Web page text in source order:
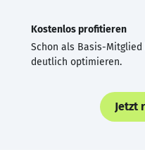
Kostenlos profitieren
Schon als Basis-Mitglied
deutlich optimieren.
Jetzt